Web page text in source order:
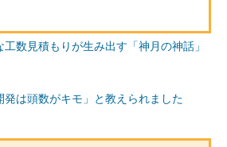
工数見積もりが生み出す「神月の神話」
発は頭数がキモ」と教えられました